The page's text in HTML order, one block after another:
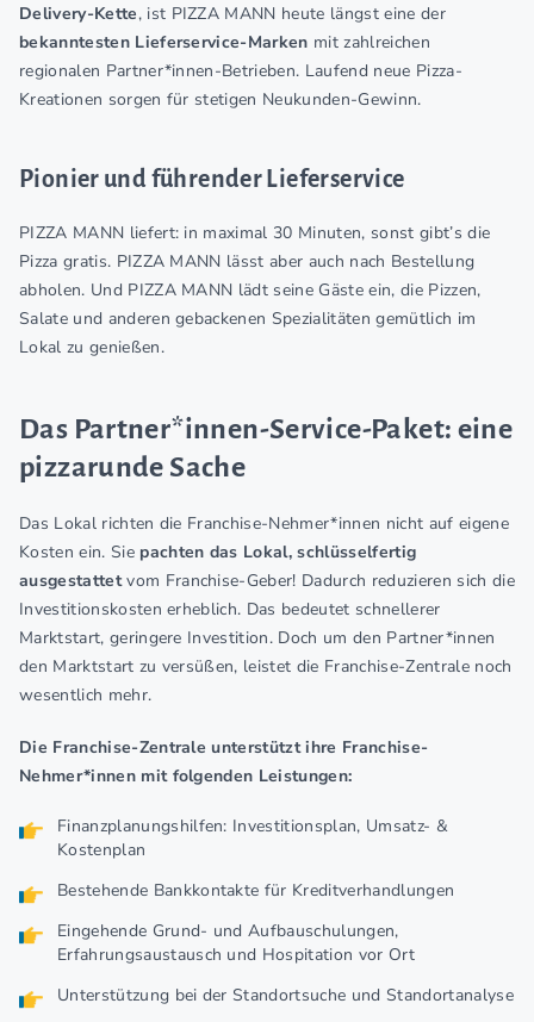
Delivery-Kette, ist PIZZA MANN heute längst eine der
bekanntesten Lieferservice-Marken mit zahlreichen
regionalen Partner*innen-Betrieben. Laufend neue Pizza-
Kreationen sorgen für stetigen Neukunden-Gewinn.
Pionier und führender Lieferservice
PIZZA MANN liefert: in maximal 30 Minuten, sonst gibt’s die
Pizza gratis. PIZZA MANN lässt aber auch nach Bestellung
abholen. Und PIZZA MANN lädt seine Gäste ein, die Pizzen,
Salate und anderen gebackenen Spezialitäten gemütlich im
Lokal zu genießen.
Das Partner*innen-Service-Paket: eine
pizzarunde Sache
Das Lokal richten die Franchise-Nehmer*innen nicht auf eigene
Kosten ein. Sie pachten das Lokal, schlüsselfertig
ausgestattetvom Franchise-Geber! Dadurch reduzieren sich die
Investitionskosten erheblich. Das bedeutet schnellerer
Marktstart, geringere Investition. Doch um den Partner*innen
den Marktstart zu versüßen, leistet die Franchise-Zentrale noch
wesentlich mehr.
Die Franchise-Zentrale unterstützt ihre Franchise-
Nehmer*innen mit folgenden Leistungen:
Finanzplanungshilfen: Investitionsplan, Umsatz- &
Kostenplan
Bestehende Bankkontakte für Kreditverhandlungen
Eingehende Grund- und Aufbauschulungen,
Erfahrungsaustausch und Hospitation vor Ort
Unterstützung bei der Standortsuche und Standortanalyse